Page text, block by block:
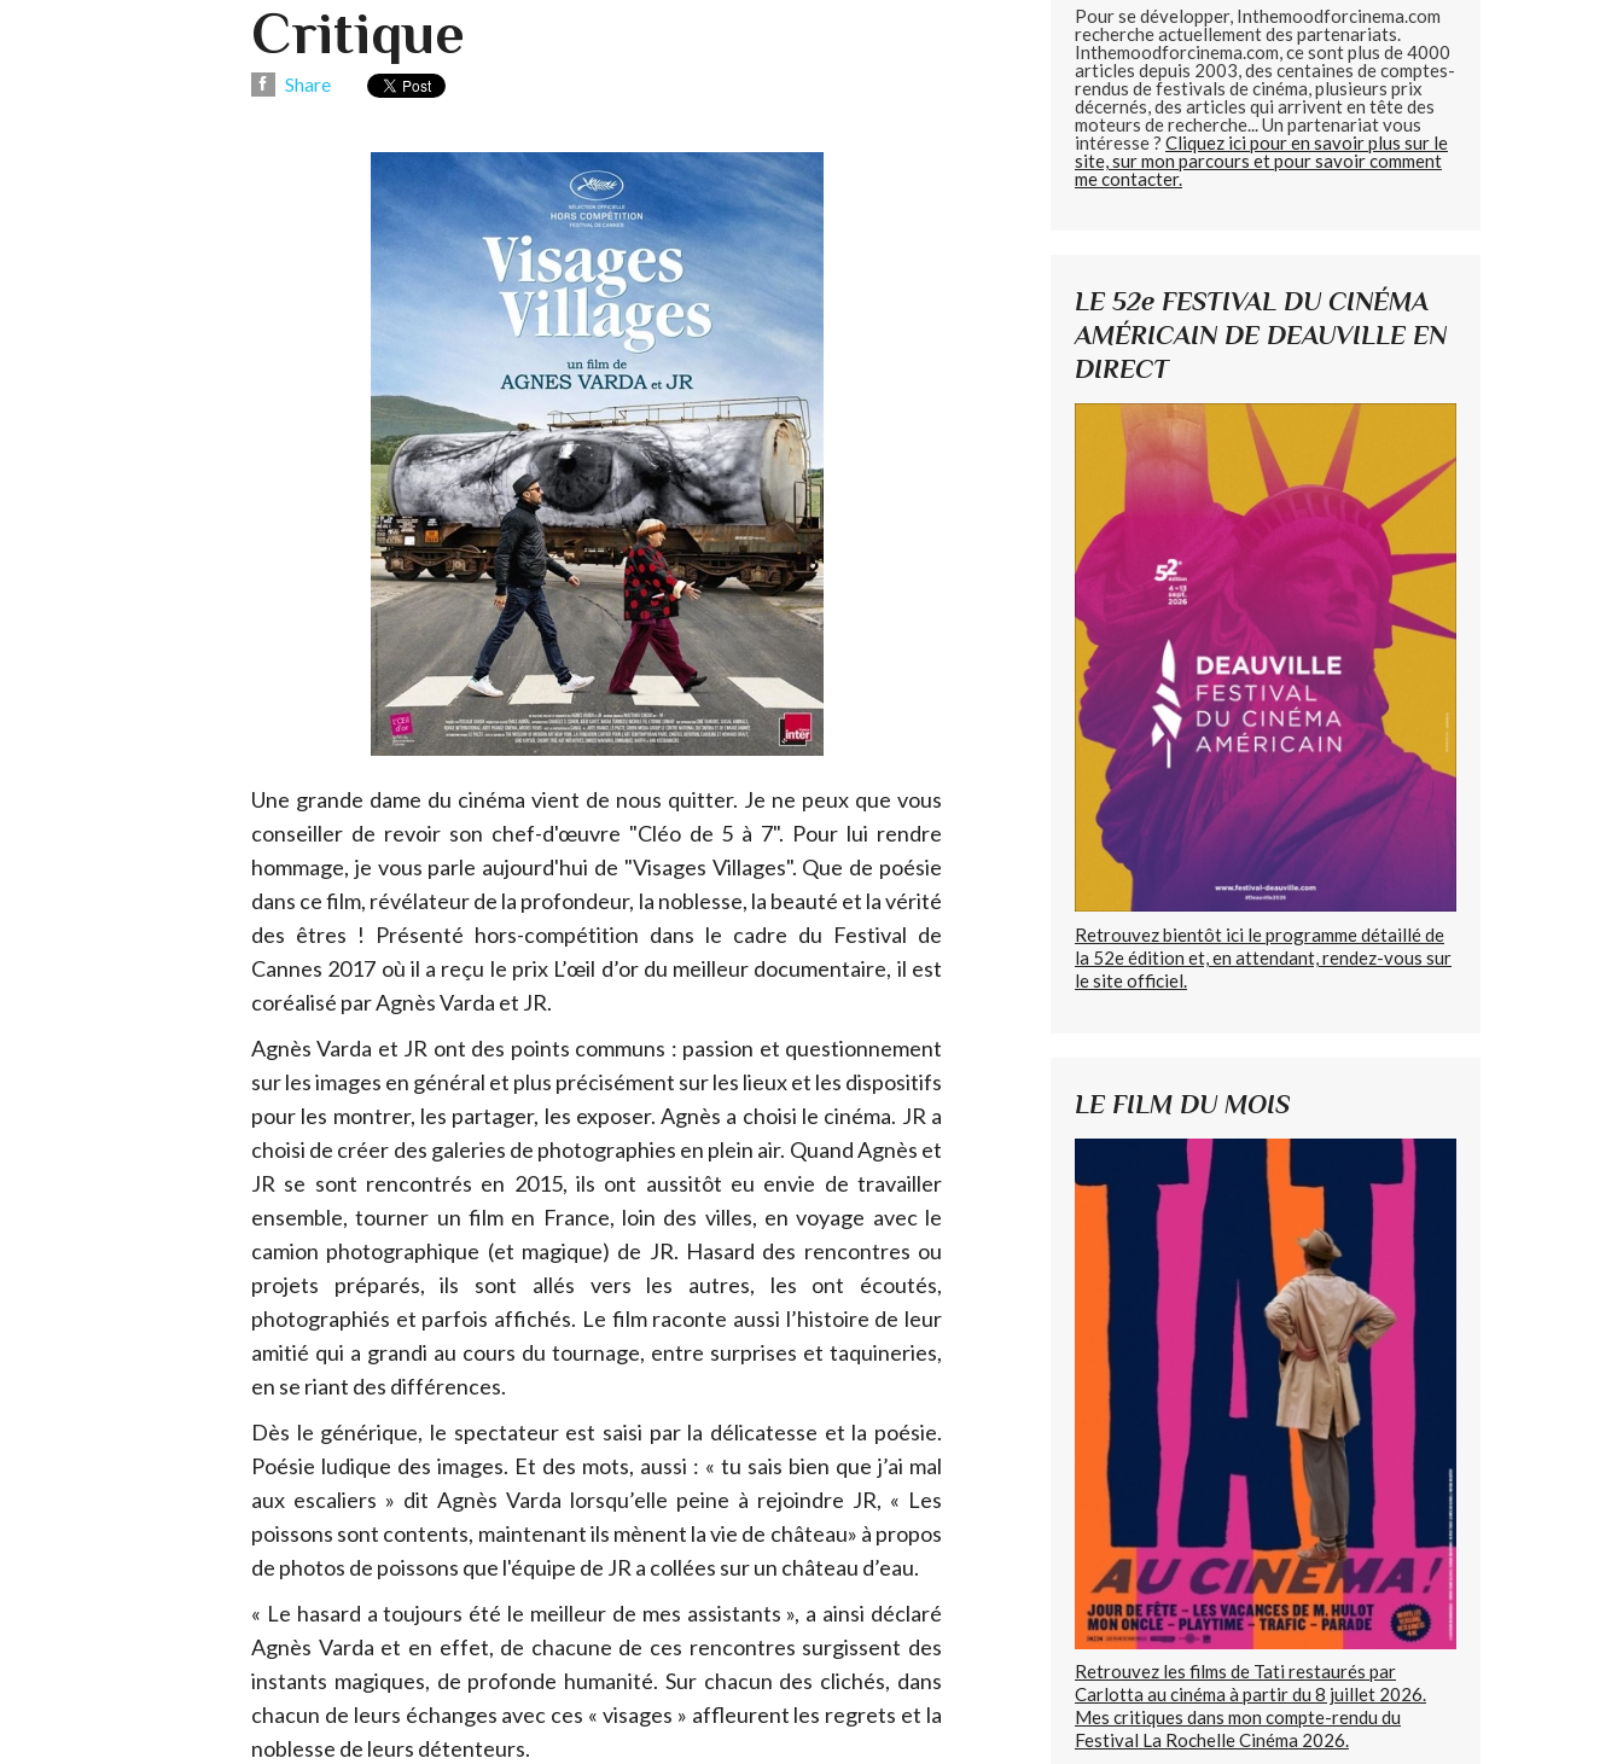
Critique
Share
Une grande dame du cinéma vient de nous quitter. Je ne peux que vous
conseiller de revoir son chef-d'œuvre "Cléo de 5 à 7". Pour lui rendre
hommage, je vous parle aujourd'hui de "Visages Villages". Que de poésie
dans ce film, révélateur de la profondeur, la noblesse, la beauté et la vérité
des êtres ! Présenté hors-compétition dans le cadre du Festival de
Cannes 2017 où il a reçu le prix L’œil d’or du meilleur documentaire, il est
coréalisé par Agnès Varda et JR.
Agnès Varda et JR ont des points communs : passion et questionnement
sur les images en général et plus précisément sur les lieux et les dispositifs
pour les montrer, les partager, les exposer. Agnès a choisi le cinéma. JR a
choisi de créer des galeries de photographies en plein air. Quand Agnès et
JR se sont rencontrés en 2015, ils ont aussitôt eu envie de travailler
ensemble, tourner un film en France, loin des villes, en voyage avec le
camion photographique (et magique) de JR. Hasard des rencontres ou
projets préparés, ils sont allés vers les autres, les ont écoutés,
photographiés et parfois affichés. Le film raconte aussi l’histoire de leur
amitié qui a grandi au cours du tournage, entre surprises et taquineries,
en se riant des différences.
Dès le générique, le spectateur est saisi par la délicatesse et la poésie.
Poésie ludique des images. Et des mots, aussi : « tu sais bien que j’ai mal
aux escaliers » dit Agnès Varda lorsqu’elle peine à rejoindre JR, « Les
poissons sont contents, maintenant ils mènent la vie de château» à propos
de photos de poissons que l'équipe de JR a collées sur un château d’eau.
« Le hasard a toujours été le meilleur de mes assistants », a ainsi déclaré
Agnès Varda et en effet, de chacune de ces rencontres surgissent des
instants magiques, de profonde humanité. Sur chacun des clichés, dans
chacun de leurs échanges avec ces « visages » affleurent les regrets et la
noblesse de leurs détenteurs.
Pour se développer, Inthemoodforcinema.com
recherche actuellement des partenariats.
Inthemoodforcinema.com, ce sont plus de 4000
articles depuis 2003, des centaines de comptes-
rendus de festivals de cinéma, plusieurs prix
décernés, des articles qui arrivent en tête des
moteurs de recherche... Un partenariat vous
intéresse ? Cliquez ici pour en savoir plus sur le
site, sur mon parcours et pour savoir comment
me contacter.
LE 52e FESTIVAL DU CINÉMA
AMÉRICAIN DE DEAUVILLE EN
DIRECT
Retrouvez bientôt ici le programme détaillé de
la 52e édition et, en attendant, rendez-vous sur
le site officiel.
LE FILM DU MOIS
Retrouvez les films de Tati restaurés par
Carlotta au cinéma à partir du 8 juillet 2026.
Mes critiques dans mon compte-rendu du
Festival La Rochelle Cinéma 2026.